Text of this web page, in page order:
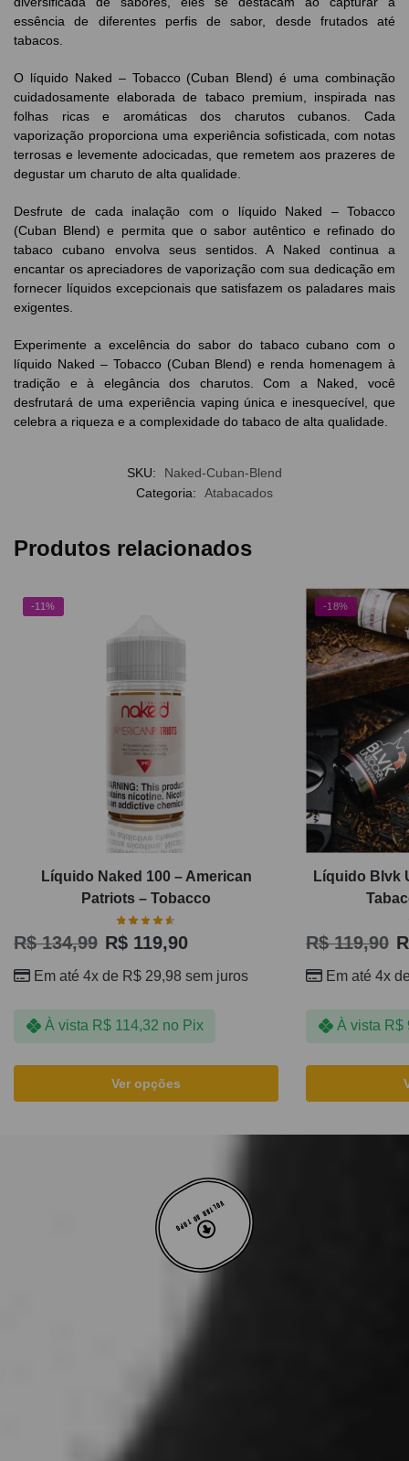
essência de diferentes perfis de sabor, desde frutados até
tabacos.
O líquido Naked – Tobacco (Cuban Blend) é uma combinação
cuidadosamente elaborada de tabaco premium, inspirada nas
folhas ricas e aromáticas dos charutos cubanos. Cada
vaporização proporciona uma experiência sofisticada, com notas
terrosas e levemente adocicadas, que remetem aos prazeres de
degustar um charuto de alta qualidade.
Desfrute de cada inalação com o líquido Naked – Tobacco
(Cuban Blend) e permita que o sabor autêntico e refinado do
tabaco cubano envolva seus sentidos. A Naked continua a
encantar os apreciadores de vaporização com sua dedicação em
fornecer líquidos excepcionais que satisfazem os paladares mais
exigentes.
Experimente a excelência do sabor do tabaco cubano com o
líquido Naked – Tobacco (Cuban Blend) e renda homenagem à
tradição e à elegância dos charutos. Com a Naked, você
desfrutará de uma experiência vaping única e inesquecível, que
celebra a riqueza e a complexidade do tabaco de alta qualidade.
SKU:
Naked-Cuban-Blend
Categoria:
Atabacados
Produtos relacionados
-11%
Líquido Naked 100 – American
Patriots – Tobacco
R$134,99 R$ 119,90
Em até 4x de R$ 29,98 sem juros
À vista R$114,32 no Pix
Ver opções
-18%
Líquido Blvk
R$119,90
Em até 4x
À vista R$
VOLTAR AO TOPO